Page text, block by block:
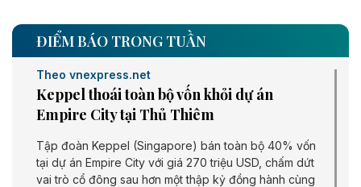
ĐIỂM BÁO TRONG TUẦN
Theo vnexpress.net
Keppel thoái toàn bộ vốn khỏi dự án
Empire City tại Thủ Thiêm
Tập đoàn Keppel (Singapore) bán toàn bộ 40% vốn
tại dự án Empire City với giá 270 triệu USD, chấm dứt
vai trò cổ đông sau hơn một thập kỷ đồng hành cùng